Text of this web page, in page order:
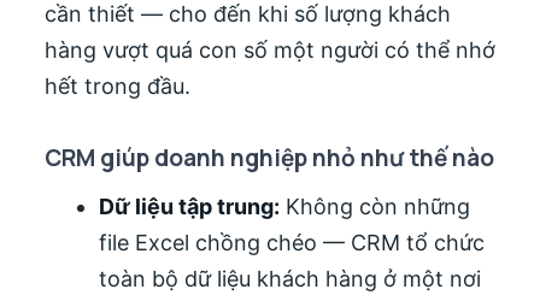
cần thiết — cho đến khi số lượng khách
hàng vượt quá con số một người có thể nhớ
hết trong đầu.
CRM giúp doanh nghiệp nhỏ như thế nào
Dữ liệu tập trung: Không còn những
file Excel chồng chéo — CRM tổ chức
toàn bộ dữ liệu khách hàng ở một nơi